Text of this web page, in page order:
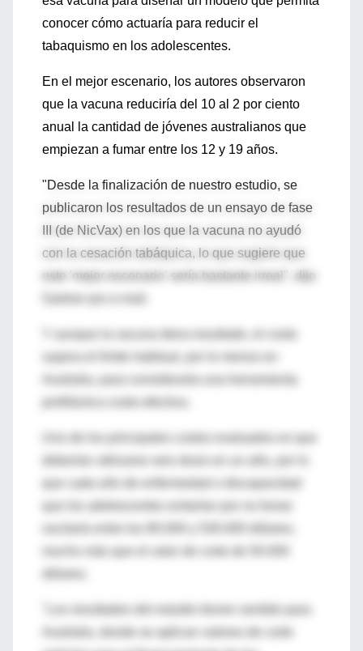
conocer cómo actuaría para reducir el
tabaquismo en los adolescentes.
En el mejor escenario, los autores observaron
que la vacuna reduciría del 10 al 2 por ciento
anual la cantidad de jóvenes australianos que
empiezan a fumar entre los 12 y 19 años.
"Desde la finalización de nuestro estudio, se
publicaron los resultados de un ensayo de fase
III (de NicVax) en los que la vacuna no ayudó
con la cesación tabáquica, lo que sugiere que
este 'mejor escenario' sería bastante irreal", dijo
Y aunque la vacuna diera resultado, el costo
supera el límite habitual, por lo menos en
que cada año de enfermedad o discapacidad
Australia, donde se aplican valores de corte